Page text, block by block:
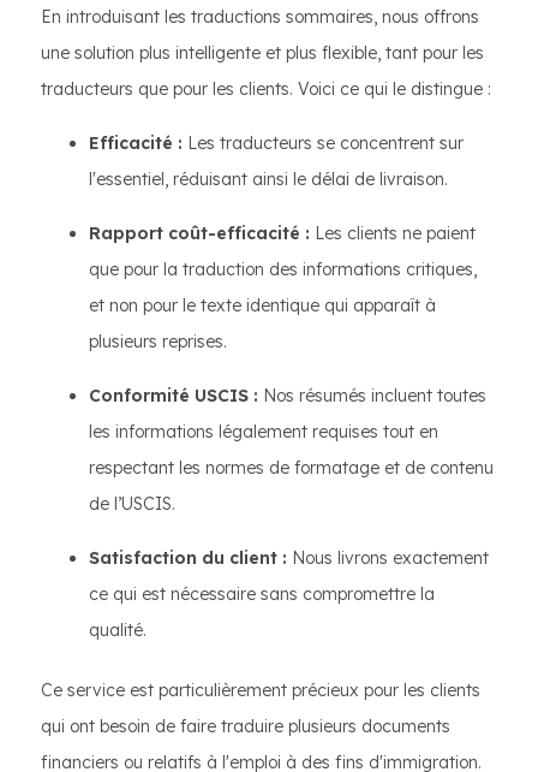
En introduisant les traductions sommaires, nous offrons
une solution plus intelligente et plus flexible, tant pour les
traducteurs que pour les clients. Voici ce qui le distingue :
Efficacité : Les traducteurs se concentrent sur
l'essentiel, réduisant ainsi le délai de livraison.
Rapport coût-efficacité : Les clients ne paient
que pour la traduction des informations critiques,
et non pour le texte identique qui apparaît à
plusieurs reprises.
Conformité USCIS : Nos résumés incluent toutes
les informations légalement requises tout en
respectant les normes de formatage et de contenu
de l’USCIS.
Satisfaction du client : Nous livrons exactement
ce qui est nécessaire sans compromettre la
qualité.
Ce service est particulièrement précieux pour les clients
qui ont besoin de faire traduire plusieurs documents
financiers ou relatifs à l'emploi à des fins d'immigration.